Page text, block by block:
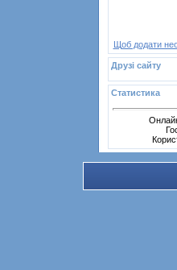
Щоб додати
Друзі сайту
Статистика